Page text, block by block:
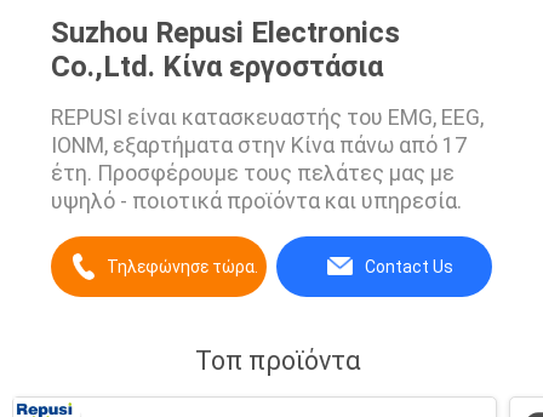
Suzhou Repusi Electronics
Co.,Ltd. Κίνα εργοστάσια
REPUSI είναι κατασκευαστής του EMG, EEG,
IONM, εξαρτήματα στην Κίνα πάνω από 17
έτη. Προσφέρουμε τους πελάτες μας με
υψηλό - ποιοτικά προϊόντα και υπηρεσία.
Τηλεφώνησε τώρα. Contact Us
Τοπ προϊόντα